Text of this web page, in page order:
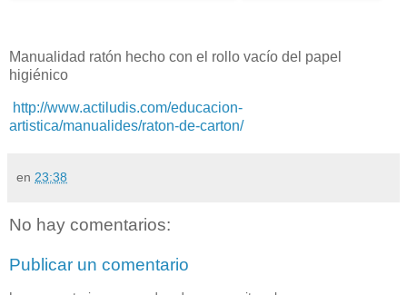
Manualidad ratón hecho con el rollo vacío del papel
higiénico
http://www.actiludis.com/educacion-
artistica/manualides/raton-de-carton/
en 23:38
No hay comentarios:
Publicar un comentario